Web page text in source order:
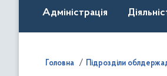
Адміністрація
Головна Підрозділи